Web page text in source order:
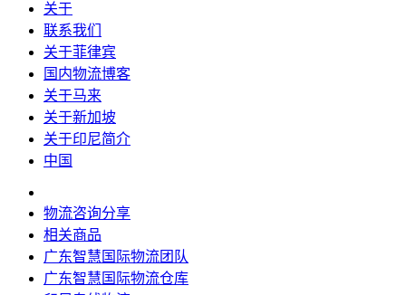
关于
联系我们
关于菲律宾
国内物流博客
关于马来
关于新加坡
关于印尼简介
中国
物流咨询分享
相关商品
广东智慧国际物流团队
广东智慧国际物流仓库